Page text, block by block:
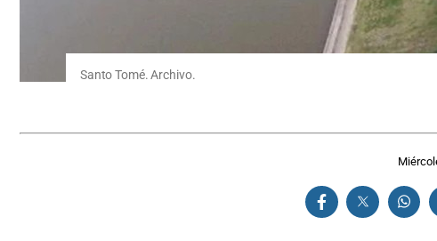
Santo Tomé. Archivo.